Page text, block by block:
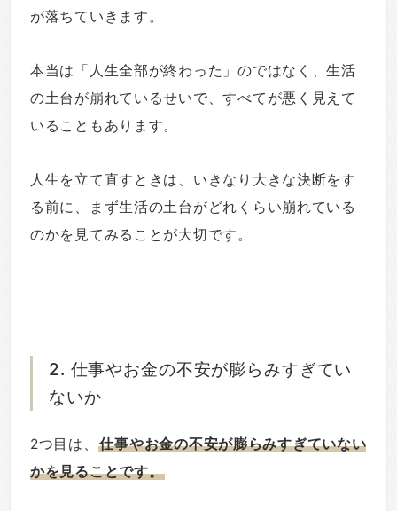
が落ちていきます。
本当は「人生全部が終わった」のではなく、生活
の土台が崩れているせいで、すべてが悪く見えて
いることもあります。
人生を立て直すときは、いきなり大きな決断をす
る前に、まず生活の土台がどれくらい崩れている
のかを見てみることが大切です。
2. 仕事やお金の不安が膨らみすぎてい
ないか
2つ目は、 仕事やお金の不安が膨らみすぎていない
かを見ることです。